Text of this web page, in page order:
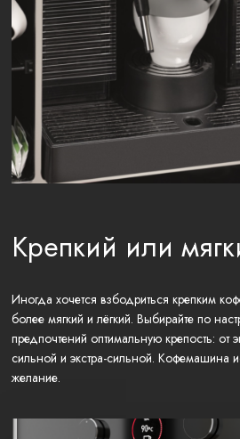
Крепкий или
Иногда хочется взбодриться крепким
более мягкий и лёгкий. Выбирайте по
предпочтений оптимальную крепость: от
сильной и экстра-сильной. Кофемашина
желание.